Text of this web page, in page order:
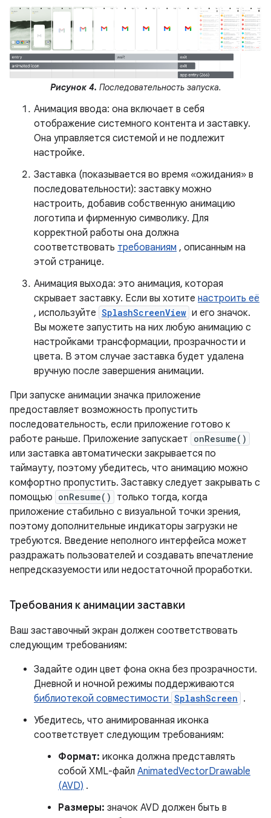
Рисунок 4. Последовательность запуска.
Анимация ввода: она включает в себя
отображение системного контента и заставку.
Она управляется системой и не подлежит
настройке.
Заставка (показывается во время «ожидания» в
последовательности): заставку можно
настроить, добавив собственную анимацию
логотипа и фирменную символику. Для
корректной работы она должна
соответствовать требованиям , описанным на
этой странице.
Анимация выхода: это анимация, которая
скрывает заставку. Если вы хотите настроить её
, используйте SplashScreenView и его значок.
Вы можете запустить на них любую анимацию с
настройками трансформации, прозрачности и
цвета. В этом случае заставка будет удалена
вручную после завершения анимации.
При запуске анимации значка приложение
предоставляет возможность пропустить
последовательность, если приложение готово к
работе раньше. Приложение запускает onResume()
или заставка автоматически закрывается по
таймауту, поэтому убедитесь, что анимацию можно
комфортно пропустить. Заставку следует закрывать с
помощью onResume()
только тогда, когда
приложение стабильно с визуальной точки зрения,
поэтому дополнительные индикаторы загрузки не
требуются. Введение неполного интерфейса может
раздражать пользователей и создавать впечатление
непредсказуемости или недостаточной проработки.
Требования к анимации заставки
Ваш заставочный экран должен соответствовать
следующим требованиям:
Задайте один цвет фона окна без прозрачности.
Дневной и ночной режимы поддерживаются
библиотекой совместимости SplashScreen .
Убедитесь, что анимированная иконка
соответствует следующим требованиям:
Формат: иконка должна представлять
собой XML-файл AnimatedVectorDrawable
(AVD) .
Размеры: значок AVD должен быть в